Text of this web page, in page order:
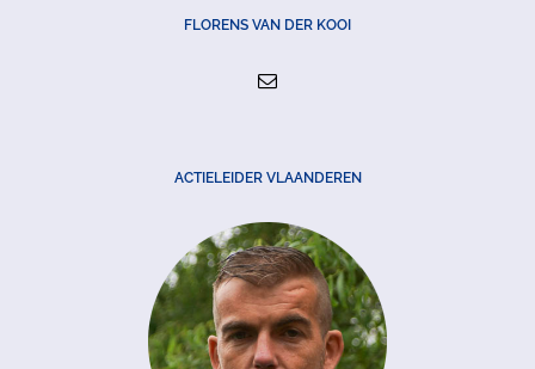
FLORENS VAN DER KOOI
ACTIELEIDER VLAANDEREN